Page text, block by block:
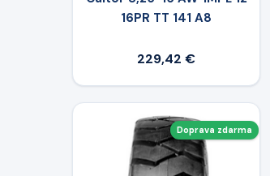
16PR TT 141 A8
229,42 €
Doprava zdarma